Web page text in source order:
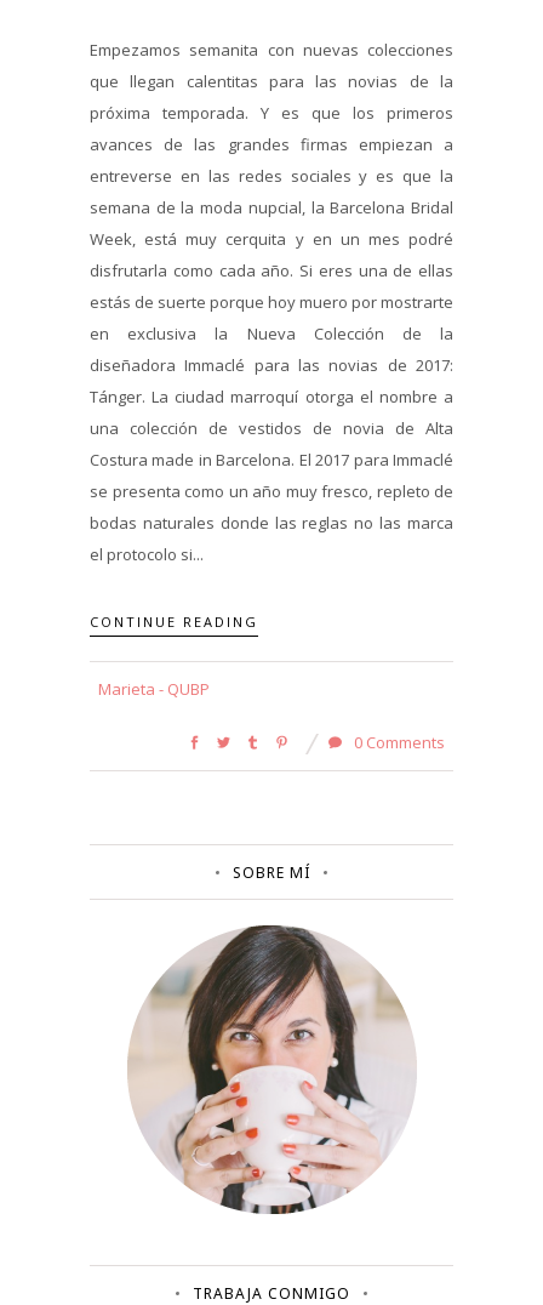
Empezamos semanita con nuevas colecciones
que llegan calentitas para las novias de la
próxima temporada. Y es que los primeros
avances de las grandes firmas empiezan a
entreverse en las redes sociales y es que la
semana de la moda nupcial, la Barcelona Bridal
Week, está muy cerquita y en un mes podré
disfrutarla como cada año. Si eres una de ellas
estás de suerte porque hoy muero por mostrarte
en exclusiva la Nueva Colección de la
diseñadora Immaclé para las novias de 2017:
Tánger. La ciudad marroquí otorga el nombre a
una colección de vestidos de novia de Alta
Costura made in Barcelona. El 2017 para Immaclé
se presenta como un año muy fresco, repleto de
bodas naturales donde las reglas no las marca
el protocolo si...
CONTINUE READING
Marieta - QUBP
0 Comments
SOBRE MÍ
TRABAJA CONMIGO